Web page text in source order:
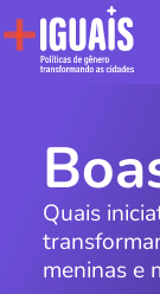
Quais
meninas e